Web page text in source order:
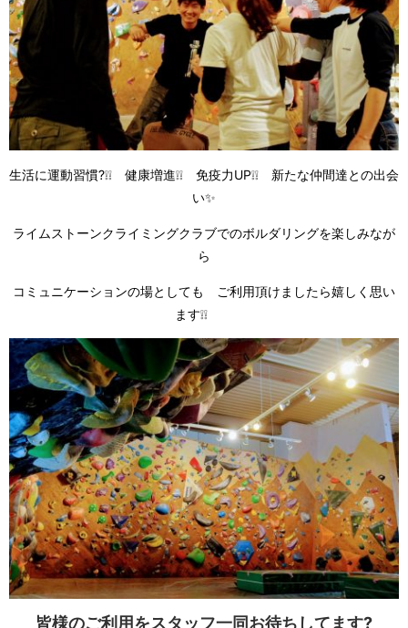
生活に運動習慣?❕❕ 健康増進❕❕ 免疫力UP❕❕ 新たな仲間達との出会
い✨
ライムストーンクライミングクラブでのボルダリングを楽しみなが
ら
コミュニケーションの場としても ご利用頂けましたら嬉しく思い
ます❕❕
皆様のご利用をスタッフ一同お待ちしてます?